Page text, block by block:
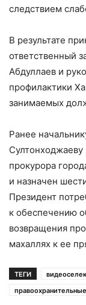
следствием
В результате
ответственный
Абдуллаев и
профилактики
занимаемых
Ранее
прокурора
и назначен
Президент
к обеспечению
возвращения
махаллях к ее
ТЕГИ